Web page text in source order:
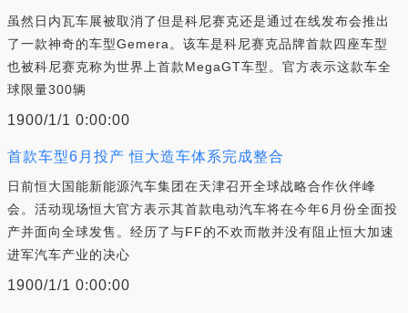
虽然日内瓦车展被取消了但是科尼赛克还是通过在线发布会推出
了一款神奇的车型Gemera。该车是科尼赛克品牌首款四座车型
也被科尼赛克称为世界上首款MegaGT车型。官方表示这款车全
球限量300辆
1900/1/1 0:00:00
首款车型6月投产 恒大造车体系完成整合
日前恒大国能新能源汽车集团在天津召开全球战略合作伙伴峰
会。活动现场恒大官方表示其首款电动汽车将在今年6月份全面投
产并面向全球发售。经历了与FF的不欢而散并没有阻止恒大加速
进军汽车产业的决心
1900/1/1 0:00:00